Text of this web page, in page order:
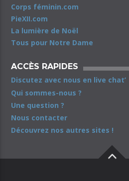
Corps féminin.com
PieXII.com
La lumière de Noël
Tous pour Notre Dame
ACCÈS RAPIDES
Discutez avec nous en live chat’
Qui sommes-nous ?
Une question ?
Nous contacter
Découvrez nos autres sites !